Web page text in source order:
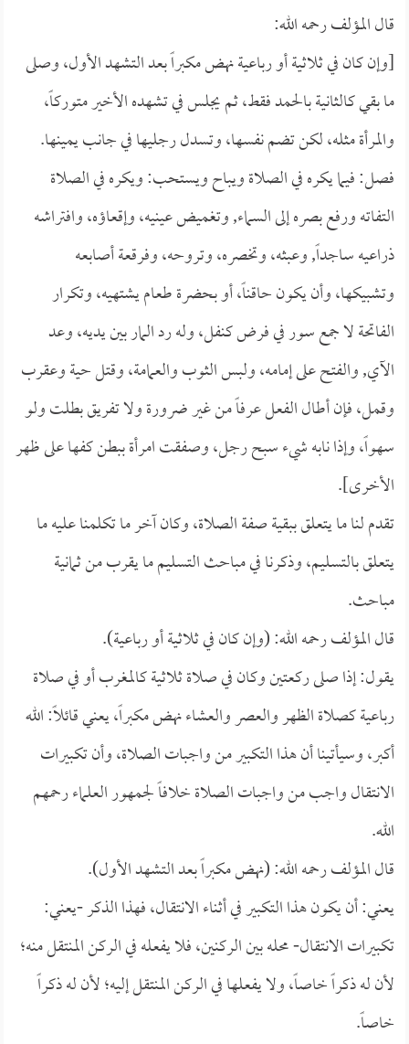
قال المؤلف رحمه الله:
[وإن كان في ثلاثية أو رباعية نهض مكبراً بعد التشهد الأول، وصلى
ما بقي كالثانية بالحمد فقط، ثم يجلس في تشهده الأخير متوركاً،
والمرأة مثله، لكن تضم نفسها، وتسدل رجليها في جانب يمينها.
فصل: فيما يكره في الصلاة ويباح ويستحب: ويكره في الصلاة
التفاته ورفع بصره إلى السماء, وتغميض عينيه، وإقعاؤه، وافتراشه
ذراعيه ساجداً, وعبثه، وتخصره، وتروحه، وفرقعة أصابعه
وتشبيكها، وأن يكون حاقناً، أو بحضرة طعام يشتهيه، وتكرار
الفاتحة لا جمع سور في فرض كنفل، وله رد المار بين يديه، وعد
الآي, والفتح على إمامه، ولبس الثوب والعمامة، وقتل حية وعقرب
وقمل، فإن أطال الفعل عرفاً من غير ضرورة ولا تفريق بطلت ولو
سهواً، وإذا نابه شيء سبح رجل، وصفقت امرأة ببطن كفها على ظهر
الأخرى].
تقدم لنا ما يتعلق ببقية صفة الصلاة، وكان آخر ما تكلمنا عليه ما
يتعلق بالتسليم، وذكرنا في مباحث التسليم ما يقرب من ثمانية
مباحث.
قال المؤلف رحمه الله: (وإن كان في ثلاثية أو رباعية).
يقول: إذا صلى ركعتين وكان في صلاة ثلاثية كالمغرب أو في صلاة
رباعية كصلاة الظهر والعصر والعشاء نهض مكبراً، يعني قائلاً: الله
أكبر، وسيأتينا أن هذا التكبير من واجبات الصلاة، وأن تكبيرات
الانتقال واجب من واجبات الصلاة خلافاً لجمهور العلماء رحمهم
الله.
قال المؤلف رحمه الله: (نهض مكبراً بعد التشهد الأول).
يعني: أن يكون هذا التكبير في أثناء الانتقال، فهذا الذكر -يعني:
تكبيرات الانتقال- محله بين الركنين، فلا يفعله في الركن المنتقل منه؛
لأن له ذكراً خاصاً، ولا يفعلها في الركن المنتقل إليه؛ لأن له ذكراً
خاصاً.